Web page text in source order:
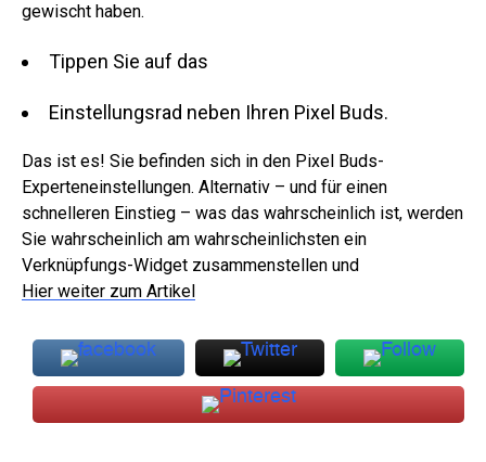
gewischt haben.
Tippen Sie auf das
Einstellungsrad neben Ihren Pixel Buds.
Das ist es! Sie befinden sich in den Pixel Buds-
Experteneinstellungen. Alternativ – und für einen
schnelleren Einstieg – was das wahrscheinlich ist, werden
Sie wahrscheinlich am wahrscheinlichsten ein
Verknüpfungs-Widget zusammenstellen und
Hier weiter zum Artikel